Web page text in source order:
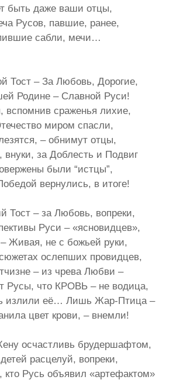
быть даже ваши отцы,
Русов, павшие, ранее,
сабли, мечи…
Тост – За Любовь, Дорогие,
Родине – Славной Руси!
вспомнив сраженья лихие,
миром спасли,
– обнимут отцы,
внуки, за Доблесть и Подвиг
были “истцы”,
вернулись, в итоге!
Тост – за Любовь, вопреки,
Руси – «ясновидцев»,
Живая, не с божьей руки,
ослепших провидцев,
– из чрева Любви –
Русы, что КРОВЬ – не водица,
излили её… Лишь Жар-Птица –
цвет крови, – внемли!
осчастливь брудершафтом,
расцелуй, вопреки,
кто Русь объявил «артефактом»